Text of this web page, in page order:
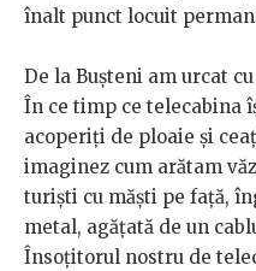
înalt punct locuit
De la Bușteni am urcat
În ce timp ce telecabina
acoperiți de ploaie și
imaginez cum arătam
turiști cu măști pe față,
metal, agățată de un
Însoțitorul nostru de